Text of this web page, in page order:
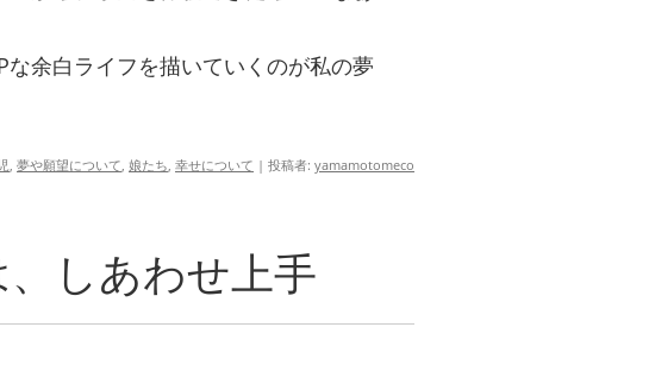
余白ライフを描いていくのが私の夢
夢や願望について 娘たち 幸せについて | 投稿者: yamamotomeco
しあわせ上手